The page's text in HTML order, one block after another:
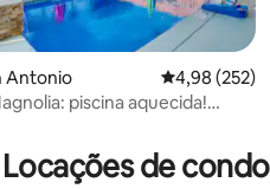
de 5, 101 avaliações
Antonio 4,98 de uma
4,98 (252)
piscina aquecida!
Locações de